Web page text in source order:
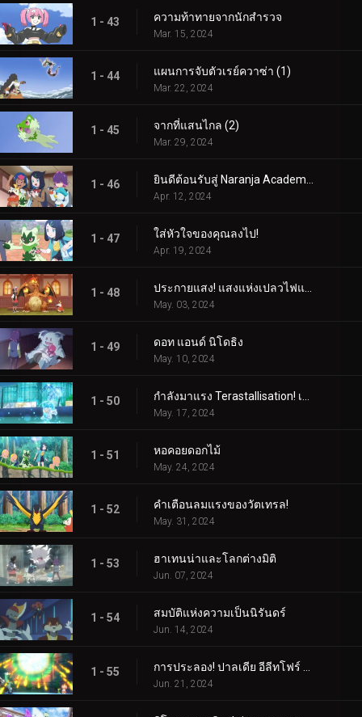
1 - 43 ความท้าทายจากนักสำรวจ
Mar. 15, 2024
1 - 44 แผนการจับตัวเรย์ควาซ่า (1)
Mar. 22, 2024
1 - 45 จากที่แสนไกล (2)
Mar. 29, 2024
1 - 46
Apr. 12, 2024
1 - 47 ใส่หัวใจของคุณลงไป!
Apr. 19, 2024
1 - 48
May. 03, 2024
1 - 49 ดอท แอนด์ นิโดธิง
May. 10, 2024
1 - 50
May. 17, 2024
1 - 51 หอคอยดอกไม้
May. 24, 2024
1 - 52 คำเตือนลมแรงของวัตเทรล!
May. 31, 2024
1 - 53 ฮาเทนน่าและโลกต่างมิติ
Jun. 07, 2024
1 - 54 สมบัติแห่งความเป็นนิรันดร์
Jun. 14, 2024
1 - 55
Jun. 21, 2024